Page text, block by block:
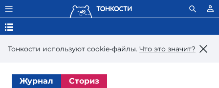
Тонкости используют сookie-файлы. Что это значит?
Журнал Сториз